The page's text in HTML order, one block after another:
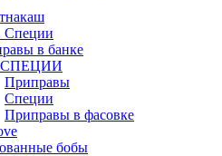
Специи
в банке
Приправы
Специи
Приправы в фасовке
бобы